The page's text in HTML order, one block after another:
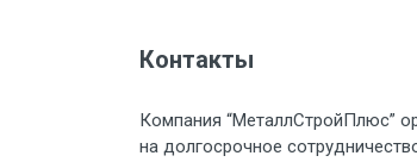
Груз до 6 м, вес до 2 тн
Груз до 6 м, вес до 3
Контакты
Компания “МеталлСтройПлюс”
на долгосрочное